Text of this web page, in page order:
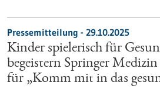
Pressemitteilung - 29.10.2025
Kinder spielerisch für
begeistern Springer
für „Komm mit in das